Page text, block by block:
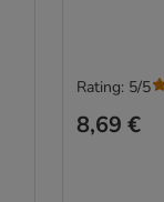
8,69 €
Rating: 5/5